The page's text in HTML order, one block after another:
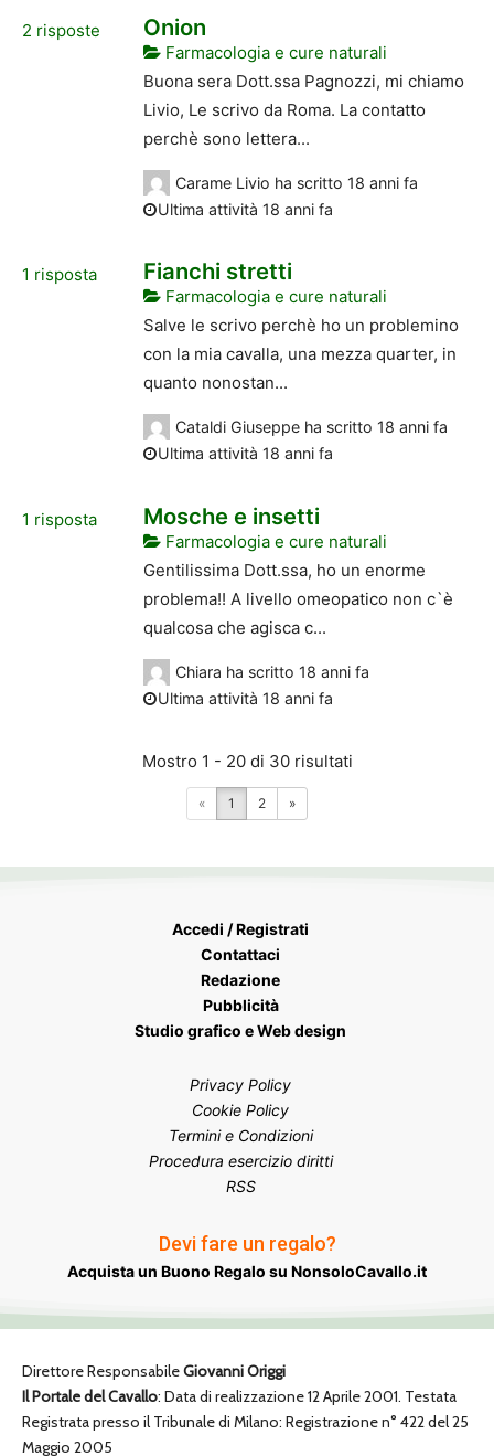
2 risposte Onion
Farmacologia e cure naturali
Buona sera Dott.ssa Pagnozzi, mi chiamo
Livio, Le scrivo da Roma. La contatto
perchè sono lettera...
Carame Livio ha scritto 18 anni fa
Ultima attività 18 anni fa
1 risposta Fianchi stretti
Farmacologia e cure naturali
Salve le scrivo perchè ho un problemino
con la mia cavalla, una mezza quarter, in
quanto nonostan...
Cataldi Giuseppeha scritto 18 anni fa
Ultima attività 18 anni fa
1 risposta Mosche e insetti
Farmacologia e cure naturali
Gentilissima Dott.ssa, ho un enorme
problema!! A livello omeopatico non c`è
qualcosa che agisca c...
Chiara ha scritto 18 anni fa
Ultima attività 18 anni fa
Mostro 1 - 20 di 30 risultati
« 1 2 »
Accedi / Registrati
Contattaci
Redazione
Pubblicità
Studio grafico e Web design
Privacy Policy
Cookie Policy
Termini e Condizioni
Procedura esercizio diritti
RSS
Devi fare un regalo?
Acquista un Buono Regalo su NonsoloCavallo.it
Direttore ResponsabileGiovanni Origgi
Il Portale del Cavallo: Data di realizzazione 12 Aprile 2001. Testata
Registrata presso il Tribunale di Milano: Registrazione n° 422 del 25
Maggio 2005